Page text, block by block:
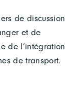
de discussion
et de
de l’intégration
de transport.